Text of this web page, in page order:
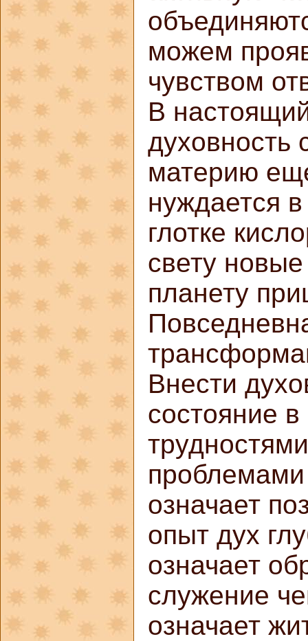
можем
чувством
В
духовность
материю
нуждается
глотке
свету
планету
Внести
состояние
означает
опыт дух
означает
служение
означает